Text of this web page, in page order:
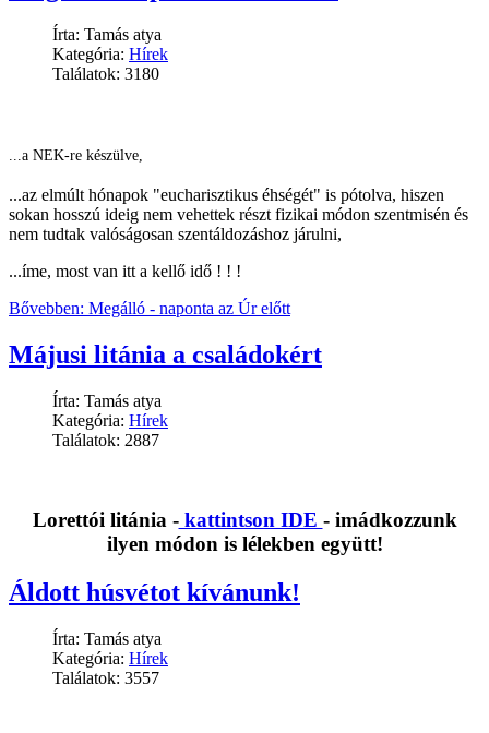
Írta: Tamás atya
Kategória: Hírek
Találatok: 3180
...a NEK-re készülve,
...az elmúlt hónapok "eucharisztikus éhségét" is pótolva, hiszen
sokan hosszú ideig nem vehettek részt fizikai módon szentmisén és
nem tudtak valóságosan szentáldozáshoz járulni,
...íme, most van itt a kellő idő ! ! !
Bővebben: Megálló - naponta az Úr előtt
Májusi litánia a családokért
Írta: Tamás atya
Kategória: Hírek
Találatok: 2887
Lorettói litánia -kattintson IDE - imádkozzunk
ilyen módon is lélekben együtt!
Áldott húsvétot kívánunk!
Írta: Tamás atya
Kategória: Hírek
Találatok: 3557